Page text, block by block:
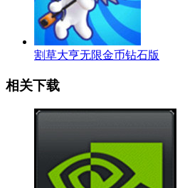
割草大亨无限金币钻石版
相关下载